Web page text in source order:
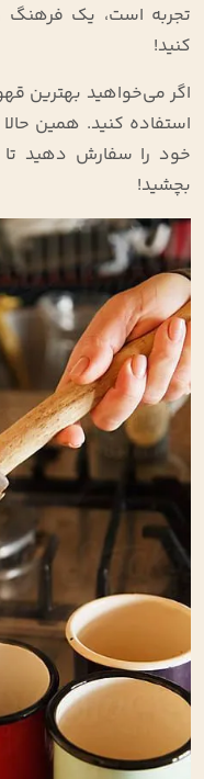
تجربه است، یک فرهنگ
کنید!
اگر می‌خواهید بهترین
استفاده کنید. همین
خود را سفارش دهید
بچشید!